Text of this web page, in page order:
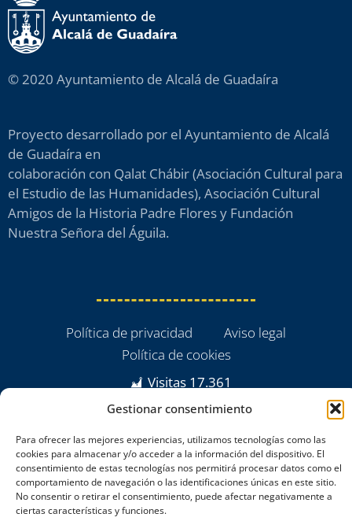
Gestionar consentimiento
Para ofrecer las mejores experiencias, utilizamos tecnologías como las
cookies para almacenar y/o acceder a la información del dispositivo. El
consentimiento de estas tecnologías nos permitirá procesar datos como el
comportamiento de navegación o las identificaciones únicas en este sitio.
No consentir o retirar el consentimiento, puede afectar negativamente a
ciertas características y funciones.
© 2020 Ayuntamiento de Alcalá de Guadaíra
Proyecto desarrollado por el Ayuntamiento de Alcalá
de Guadaíra en
colaboración con Qalat Chábir (Asociación Cultural para
el Estudio de las Humanidades), Asociación Cultural
Amigos de la Historia Padre Flores y Fundación
Nuestra Señora del Águila.
Política de privacidad
Aviso legal
Política de cookies
Visitas 17.361
powered by